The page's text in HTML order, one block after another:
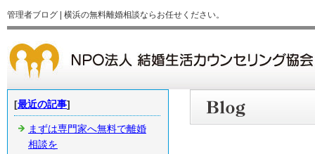
管理者ブログ | 横浜の無料離婚相談ならお任せください。
[最近の記事]
まずは専門家へ無料で離婚
相談を